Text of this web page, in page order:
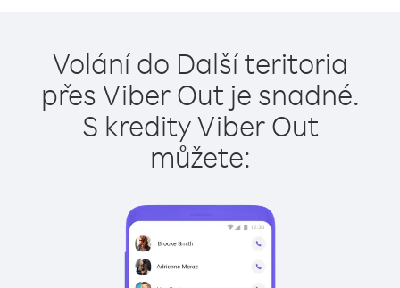
Volání do Další teritoria
přes Viber Out je snadné.
S kredity Viber Out
můžete: